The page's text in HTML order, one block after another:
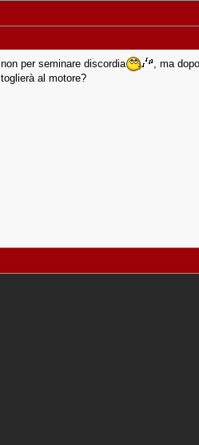
non per seminare discordia
, ma
toglierà al motore?